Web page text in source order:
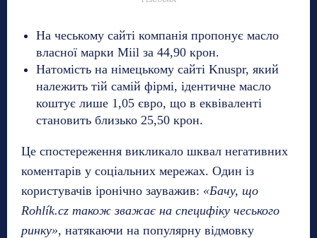
На чеському сайті компанія пропонує масло
власної марки Miil за 44,90 крон.
Натомість на німецькому сайті Knuspr, який
належить тій самій фірмі, ідентичне масло
коштує лише 1,05 євро, що в еквіваленті
становить близько 25,50 крон.
Це спостереження викликало шквал негативних
коментарів у соціальних мережах. Один із
користувачів іронічно зауважив: «Бачу, що
Rohlík.cz також зважає на специфіку чеського
ринку», натякаючи на популярну відмовку